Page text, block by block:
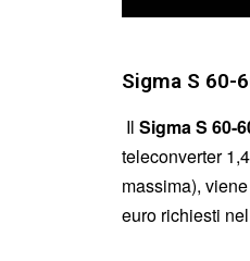
Sigma S 60-
Il Sigma S 60-
teleconverter
massima),
euro richiesti